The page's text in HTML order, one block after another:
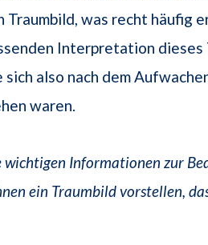
Traumbild, was recht häufig
Interpretation dieses
also nach dem
waren.
Informationen zur
ein Traumbild vorstellen,